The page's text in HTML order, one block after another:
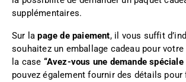
supplémentaires.
Sur lapage de paiement, il vous suffit
souhaitez un emballage cadeau pour
la case “Avez-vous une demande spéciale
pouvez également fournir des détails